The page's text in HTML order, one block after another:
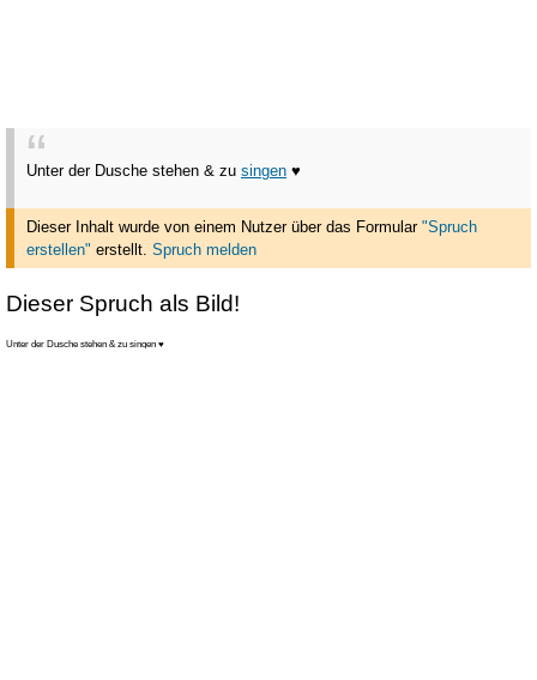
Unter der Dusche stehen & zu singen ♥
Dieser Inhalt wurde von einem Nutzer über das Formular "Spruch
erstellen" erstellt. Spruch melden
Dieser Spruch als Bild!
Unter der Dusche stehen & zu singen ♥